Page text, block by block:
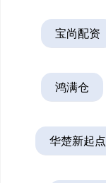
宝尚配资
鸿满仓
华楚新起点